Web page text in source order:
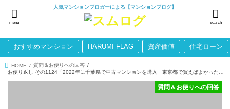
人気マンションブロガーによる【マンションブログ】
search
menu
おすすめマンション HARUMI FLAG 資産価値 住宅ローン
HOME
質問＆お便りへの回答
質問＆お便りへの回答